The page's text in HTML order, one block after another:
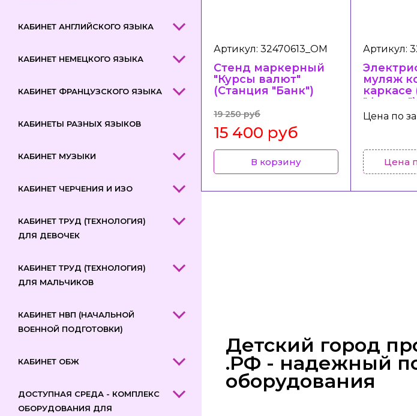
КАБИНЕТ АНГЛИЙСКОГО ЯЗЫКА
КАБИНЕТ НЕМЕЦКОГО ЯЗЫКА
КАБИНЕТ ФРАНЦУЗСКОГО ЯЗЫКА
КАБИНЕТЫ РАЗНЫХ ЯЗЫКОВ
КАБИНЕТ МУЗЫКИ
КАБИНЕТ ЧЕРЧЕНИЯ И ИЗО
КАБИНЕТ ТРУД (ТЕХНОЛОГИЯ)
ДЛЯ ДЕВОЧЕК
КАБИНЕТ ТРУД (ТЕХНОЛОГИЯ)
ДЛЯ МАЛЬЧИКОВ
КАБИНЕТ НВП (НАЧАЛЬНОЙ
ВОЕННОЙ ПОДГОТОВКИ)
КАБИНЕТ ОБЖ
ДОСТУПНАЯ СРЕДА - КОМПЛЕКС
ОБОРУДОВАНИЯ ДЛЯ
Артикул: 32470613_ОМ
Стенд маркерный
"Курсы валют"
(Станция "Банк")
19 250 руб
15 400 руб
В корзину
Артикул:
муляж
каркасе
"Ферма")
Цена по
Цена
Детский город
.РФ - надежный
оборудования